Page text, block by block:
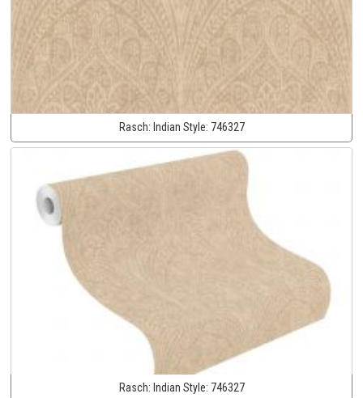
Rasch: Indian Style: 746327
Rasch: Indian Style: 746327